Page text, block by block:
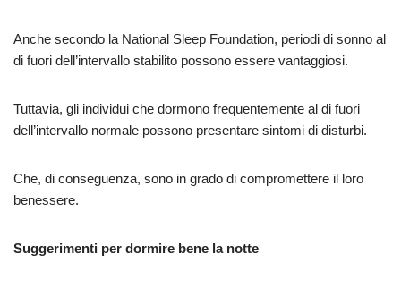
Anche secondo la National Sleep Foundation, periodi di sonno al
di fuori dell’intervallo stabilito possono essere vantaggiosi.
Tuttavia, gli individui che dormono frequentemente al di fuori
dell’intervallo normale possono presentare sintomi di disturbi.
Che, di conseguenza, sono in grado di compromettere il loro
benessere.
Suggerimenti per dormire bene la notte